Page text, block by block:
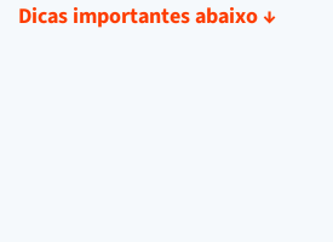
Dicas importantes abaixo ↓